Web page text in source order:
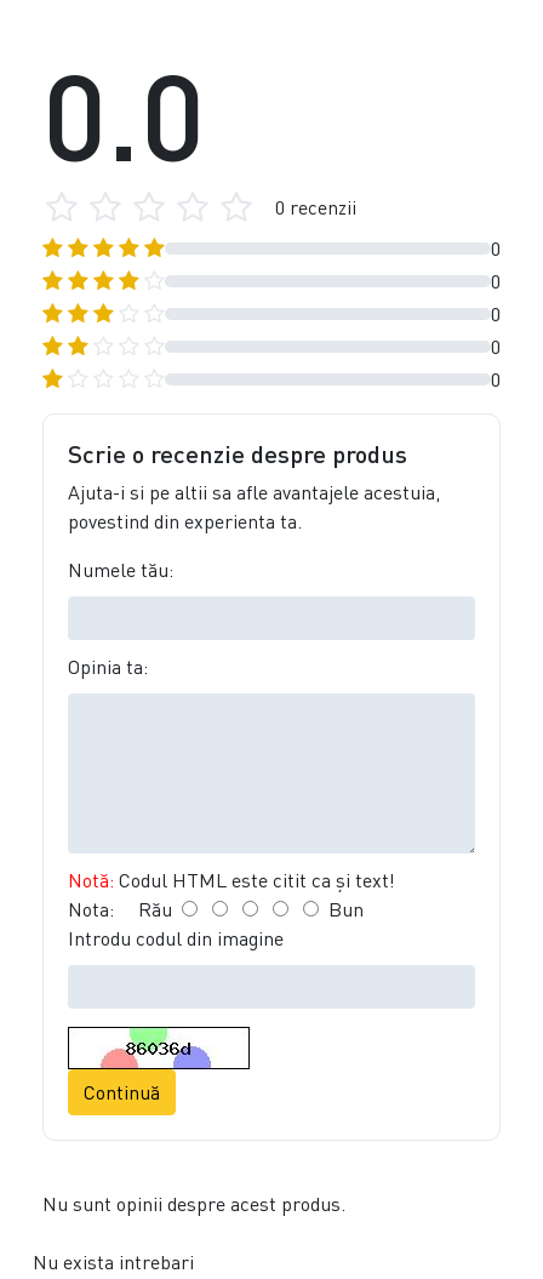
0
0
0
0
0
0.0
0 recenzii
Scrie o recenzie despre produs
Ajuta-i si pe altii sa afle avantajele acestuia,
povestind din experienta ta.
Numele tău:
Opinia ta:
Notă: Codul HTML este citit ca şi text!
Nota: Rău
Bun
Introdu codul din imagine
Continuă
Nu sunt opinii despre acest produs.
Nu exista intrebari